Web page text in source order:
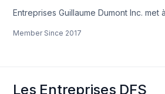
Entreprises Guillaume Dumont Inc.
Crépis, Cuisine, Décontamination,
joint, Toiture pour embellir vos espaces
Member Since 2017
Les Entreprises DFS